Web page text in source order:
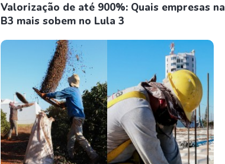
Valorização de até 900%: Quais empresas na
B3 mais sobem no Lula 3